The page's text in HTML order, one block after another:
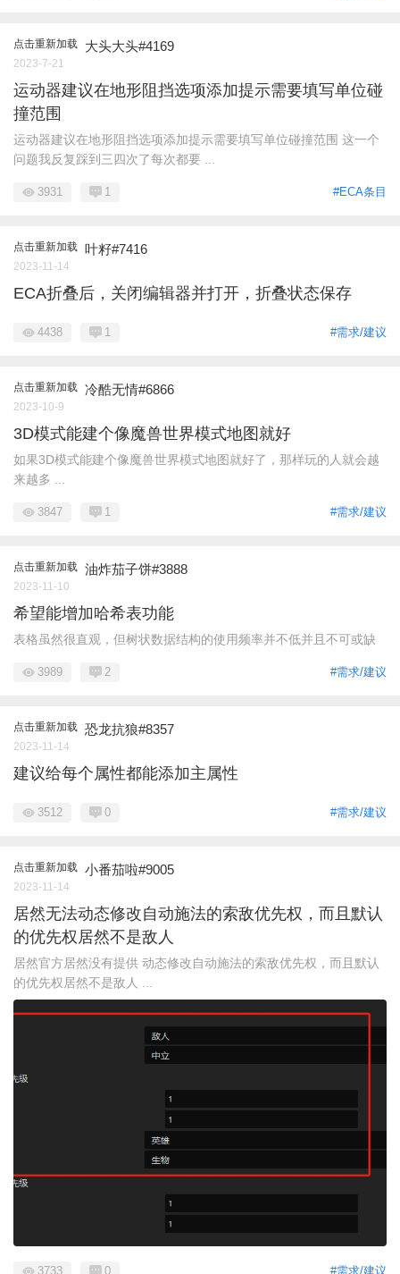
点击重新加载 大头大头#4169
2023-7-21
运动器建议在地形阻挡选项添加提示需要填写单位碰
撞范围
运动器建议在地形阻挡选项添加提示需要填写单位碰撞范围 这一个
问题我反复踩到三四次了每次都要 ...
#ECA条目
3931 1
点击重新加载 叶籽#7416
2023-11-14
ECA折叠后，关闭编辑器并打开，折叠状态保存
#需求/建议
4438 1
点击重新加载 冷酷无情#6866
2023-10-9
3D模式能建个像魔兽世界模式地图就好
如果3D模式能建个像魔兽世界模式地图就好了，那样玩的人就会越
来越多 ...
#需求/建议
3847 1
点击重新加载 油炸茄子饼#3888
2023-11-10
希望能增加哈希表功能
表格虽然很直观，但树状数据结构的使用频率并不低并且不可或缺
#需求/建议
3989 2
点击重新加载 恐龙抗狼#8357
2023-11-14
建议给每个属性都能添加主属性
#需求/建议
3512 0
点击重新加载 小番茄啦#9005
2023-11-14
居然无法动态修改自动施法的索敌优先权，而且默认
的优先权居然不是敌人
居然官方居然没有提供 动态修改自动施法的索敌优先权，而且默认
的优先权居然不是敌人 ...
#需求/建议
3733 0